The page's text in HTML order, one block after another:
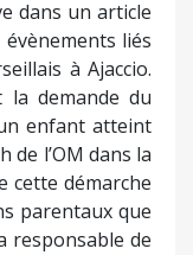
dans un article
liés
à Ajaccio.
demande du
enfant atteint
de l’OM dans la
cette démarche
parentaux que
responsable de